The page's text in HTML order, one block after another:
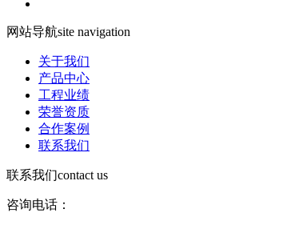
网站导航site navigation
关于我们
产品中心
工程业绩
荣誉资质
合作案例
联系我们
联系我们contact us
咨询电话：